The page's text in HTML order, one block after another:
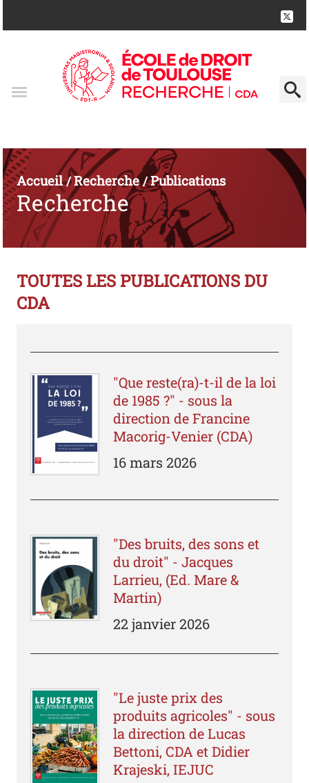
Accueil/Recherche/Publications
Recherche
TOUTES LES PUBLICATIONS DU
CDA
"Que reste(ra)-t-il de la loi
de 1985 ?" - sous la
direction de Francine
Macorig-Venier (CDA)
16 mars 2026
"Des bruits, des sons et
du droit" - Jacques
Larrieu, (Ed. Mare &
Martin)
22 janvier 2026
"Le juste prix des
produits agricoles" - sous
la direction de Lucas
Bettoni, CDA et Didier
Krajeski, IEJUC